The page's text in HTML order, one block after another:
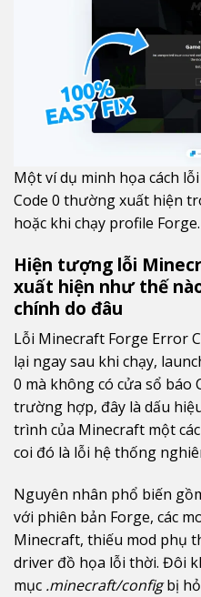
Một ví dụ minh họa cách
Code 0 thường xuất hiện
hoặc khi chạy profile Forge.
Hiện tượng lỗi
xuất hiện như thế
chính do đâu
Lỗi Minecraft Forge Error
lại ngay sau khi chạy,
0 mà không có cửa sổ báo
trường hợp, đây là dấu
trình của Minecraft một
coi đó là lỗi hệ thống
Nguyên nhân phổ biến
với phiên bản Forge, các
Minecraft, thiếu mod phụ
driver đồ họa lỗi thời. Đôi
mục .minecraft/configbị